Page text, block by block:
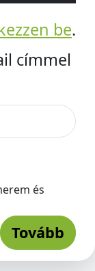
be.
címmel
és
Tovább